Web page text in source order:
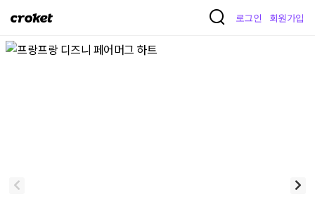
크
켓
로그인 회원가입